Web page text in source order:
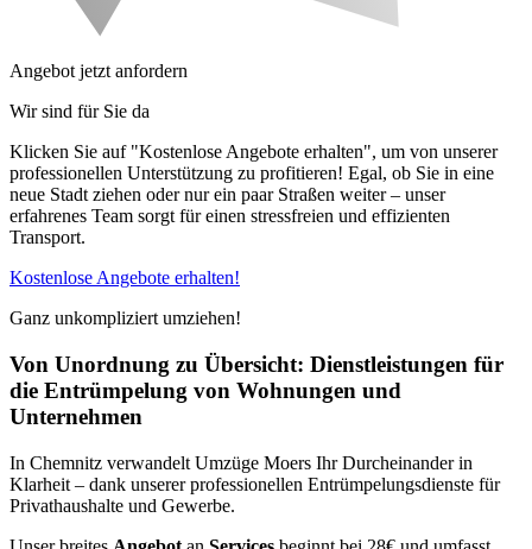
Angebot jetzt anfordern
Wir sind für Sie da
Klicken Sie auf "Kostenlose Angebote erhalten", um von unserer
professionellen Unterstützung zu profitieren! Egal, ob Sie in eine
neue Stadt ziehen oder nur ein paar Straßen weiter – unser
erfahrenes Team sorgt für einen stressfreien und effizienten
Transport.
Kostenlose Angebote erhalten!
Ganz unkompliziert umziehen!
Von Unordnung zu Übersicht: Dienstleistungen für
die Entrümpelung von Wohnungen und
Unternehmen
In Chemnitz verwandelt Umzüge Moers Ihr Durcheinander in
Klarheit – dank unserer professionellen Entrümpelungsdienste für
Privathaushalte und Gewerbe.